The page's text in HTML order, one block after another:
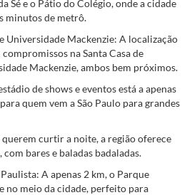
Sé e o Pátio do Colégio, onde a cidade
minutos de metrô.
Universidade Mackenzie: A localização
na Santa Casa de
Mackenzie, ambos bem próximos.
de shows e eventos está a apenas
quem vem a São Paulo para grandes
curtir a noite, a região oferece
bares e baladas badaladas.
A apenas 2 km, o Parque
no meio da cidade, perfeito para